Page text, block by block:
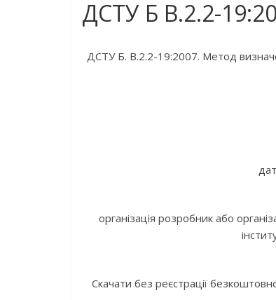
ДСТУ Б В.2.2-
ДСТУ Б. В.2.2-19:2007. Метод
організація розробник або
Скачати без реєстрації